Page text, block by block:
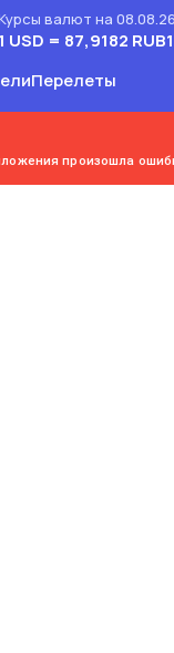
валют на 08.08.26
1 USD = 87,9182 RUB
Перелеты
произошла